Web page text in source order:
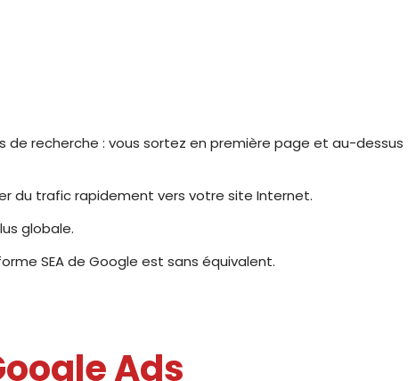
recherche : vous sortez en première page et au-dessus
du trafic rapidement vers votre site Internet.
globale.
SEA de Google est sans équivalent.
Ads